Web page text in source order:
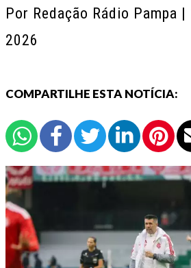
Por Redação Rádio Pampa |
2026
COMPARTILHE ESTA NOTÍCIA: